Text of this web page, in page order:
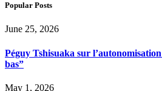
Popular Posts
June 25, 2026
Péguy Tshisuaka sur
bas”
May 1, 2026